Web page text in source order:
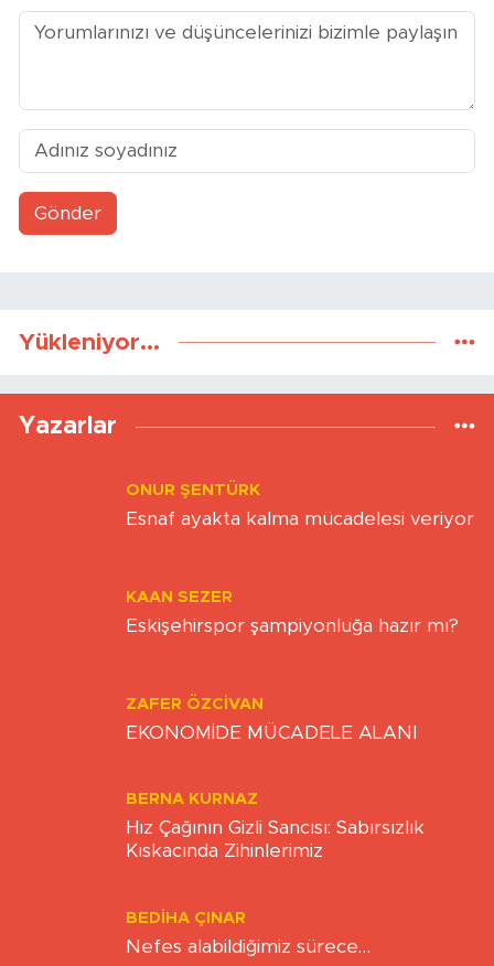
Gönder
Yükleniyor...
Yazarlar
ONUR ŞENTÜRK
Esnaf ayakta kalma mücadelesi veriyor
KAAN SEZER
Eskişehirspor şampiyonluğa hazır mı?
ZAFER ÖZCIVAN
EKONOMİDE MÜCADELE ALANI
BERNA KURNAZ
Hız Çağının Gizli Sancısı: Sabırsızlık
Kıskacında Zihinlerimiz
BEDIHA ÇINAR
Nefes alabildiğimiz sürece…